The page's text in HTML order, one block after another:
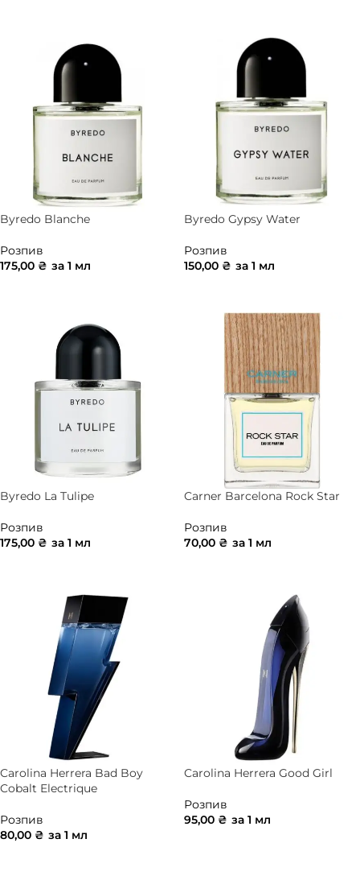
Byredo Blanche
Розпив
175,00 ₴ за 1 мл
Byredo Gypsy Water
Розпив
150,00 ₴ за 1 мл
Byredo La Tulipe
Розпив
175,00 ₴ за 1 мл
Carner Barcelona Rock Star
Розпив
70,00 ₴ за 1 мл
Carolina Herrera Bad Boy
Cobalt Electrique
Розпив
80,00 ₴ за 1 мл
Carolina Herrera Good Girl
Розпив
95,00 ₴ за 1 мл